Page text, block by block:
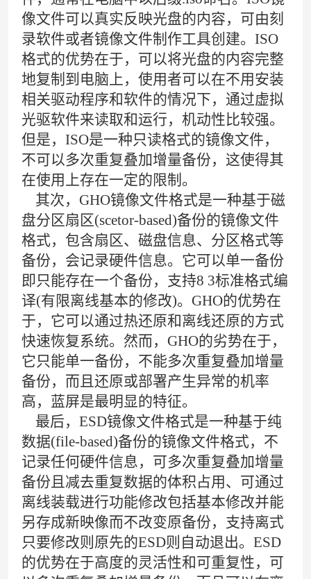
像文件可以真实反映光盘的内容，可由刻
录软件或者镜像文件制作工具创建。ISO
格式的优势在于，可以将光盘的内容完整
地复制到电脑上，使用者可以在不用安装
相关驱动程序和软件的情况下，通过虚拟
光驱软件来读取和运行，机动性比较强。
但是，ISO是一种只读格式的镜像文件，
不可以多次重复叠加增量备份，这使得其
在使用上存在一定的限制。
其次，GHO镜像文件格式是一种基于磁
盘分区扇区(scetor-based)备份的镜像文件
格式，包含扇区、磁盘信息、分区格式等
备份，会记录硬件信息。它可以单一备份
即只能存在一个备份，支持8 3标准格式编
译(有限离线基本的修改)。GHO的优势在
于，它可以通过热还原和离线还原的方式
快速恢复系统。然而，GHO的劣势在于，
它只能单一备份，不能多次重复叠加增量
备份，而且还原或部署产生异常的机率
高，蓝屏是最明显的特征。
最后，ESD镜像文件格式是一种基于纯
数据(file-based)备份的镜像文件格式，不
记录任何硬件信息，可多次重复叠加增量
备份且减去重复数据的体积占用、可通过
离线装载进行功能修改包括基本修改并能
另存成新映像而不改变原备份，支持离式
只要修改则原先的ESD则自动退出。ESD
的优势在于高度的灵活性和可重复性，可